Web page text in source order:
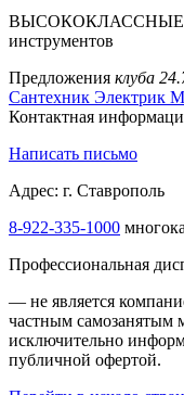
ВЫСОКОКЛАССНЫЕ
инструментов
Предложения клуба
Сантехник Электрик
Контактная
Написать письмо
Адрес: г. Ставрополь
8-922-335-1000
Профессиональная
— не является
частным самозанятым
исключительно
публичной офертой.